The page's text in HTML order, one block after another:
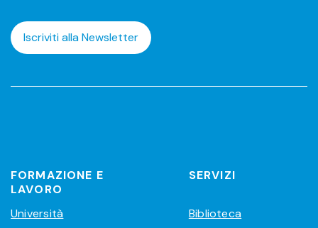
Iscriviti alla Newsletter
FORMAZIONE E
LAVORO
Università
SERVIZI
Biblioteca